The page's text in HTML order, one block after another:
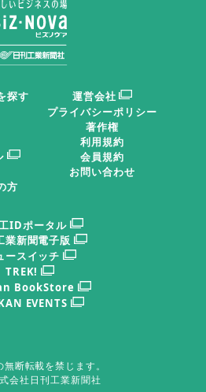
探す
方
運営会社
プライバシーポリシー
著作権
利用規約
会員規約
お問い合わせ
IDポータル
業新聞電子版
ースイッチ
TREK!
BookStore
EVENTS
断転載を禁じます。
会社日刊工業新聞社